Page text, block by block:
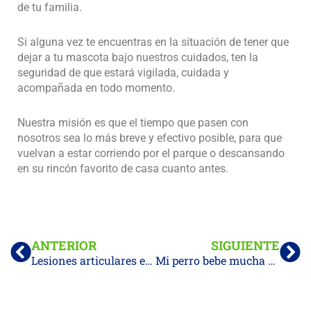
de tu familia.
Si alguna vez te encuentras en la situación de tener que
dejar a tu mascota bajo nuestros cuidados, ten la
seguridad de que estará vigilada, cuidada y
acompañada en todo momento.
Nuestra misión es que el tiempo que pasen con
nosotros sea lo más breve y efectivo posible, para que
vuelvan a estar corriendo por el parque o descansando
en su rincón favorito de casa cuanto antes.
ANTERIOR
Lesiones articulares en perros: Síntomas y tratamientos avanzados
SIGUIENTE
Mi perro bebe mucha agua: posibles causas y pruebas recomendadas